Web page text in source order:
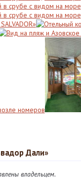
Дали»
владельцем.